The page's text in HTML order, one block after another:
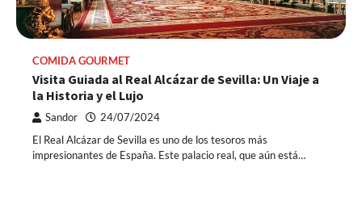
COMIDA GOURMET
Visita Guiada al Real Alcázar de Sevilla: Un Viaje a
la Historia y el Lujo
Sandor 24/07/2024
El Real Alcázar de Sevilla es uno de los tesoros más
impresionantes de España. Este palacio real, que aún está…